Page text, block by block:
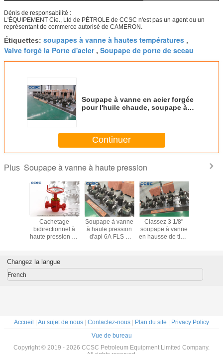
Dénis de responsabilité :
L'ÉQUIPEMENT Cie., Ltd de PÉTROLE de CCSC n'est pas un agent ou un
représentant de commerce autorisé de CAMERON.
Étiquettes: soupapes à vanne à hautes températures ,
Valve forgé la Porte d'acier, Soupape de porte de sceau
Soupape à vanne en acier forgée
pour l'huile chaude, soupape à
Continuer
Plus Soupape à vanne à haute pression
Cachetage
bidirectionnel à
haute pression de
vanne de vapeur
facile à nettoyer
Soupape à vanne
à haute pression
d'api 6A FLS 2
tête de puits
Classez 3 1/8"
soupape à vanne
en hausse de tige,
matérielle
Changez la langue
French
Accueil | Au sujet de nous | Contactez-nous | Plan du site | Privacy Policy
Vue de bureau
Copyright © 2019 - 2026 CCSC Petroleum Equipment Limited Company.